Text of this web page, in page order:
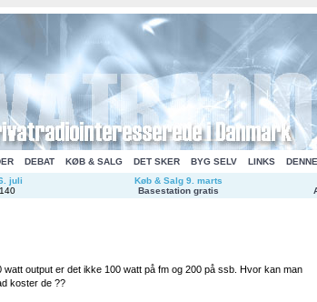
DEBAT KØB & SALG DET SKER BYG SELV LINKS
juli
Køb & Salg 9. marts
Basestation gratis
watt output er det ikke 100 watt på fm og 200 på ssb. Hvor kan man
koster de ??